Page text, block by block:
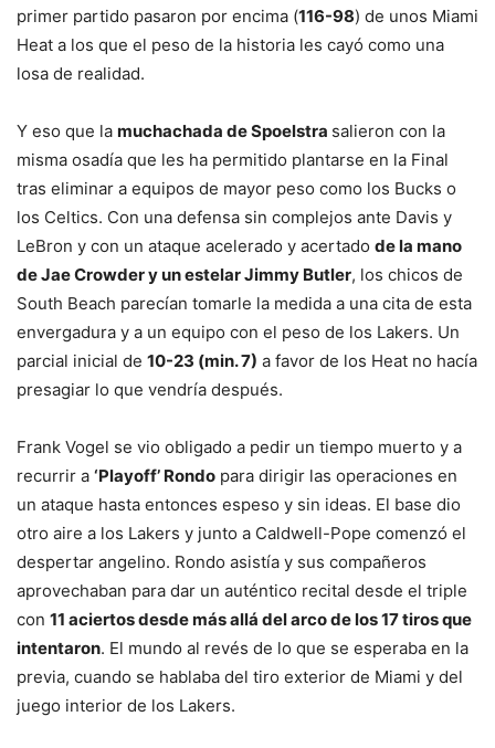
primer partido pasaron por encima (116-98) de unos Miami
Heat a los que el peso de la historia les cayó como una
losa de realidad.
Y eso que la muchachada de Spoelstra salieron con la
misma osadía que les ha permitido plantarse en la Final
tras eliminar a equipos de mayor peso como los Bucks o
los Celtics. Con una defensa sin complejos ante Davis y
LeBron y con un ataque acelerado y acertado de la mano
de Jae Crowder y un estelar Jimmy Butler, los chicos de
South Beach parecían tomarle la medida a una cita de esta
envergadura y a un equipo con el peso de los Lakers. Un
parcial inicial de 10-23 (min. 7) a favor de los Heat no hacía
presagiar lo que vendría después.
Frank Vogel se vio obligado a pedir un tiempo muerto y a
recurrir a ‘Playoff’ Rondo para dirigir las operaciones en
un ataque hasta entonces espeso y sin ideas. El base dio
otro aire a los Lakers y junto a Caldwell-Pope comenzó el
despertar angelino. Rondo asistía y sus compañeros
aprovechaban para dar un auténtico recital desde el triple
con 11 aciertos desde más allá del arco de los 17 tiros que
intentaron. El mundo al revés de lo que se esperaba en la
previa, cuando se hablaba del tiro exterior de Miami y del
juego interior de los Lakers.